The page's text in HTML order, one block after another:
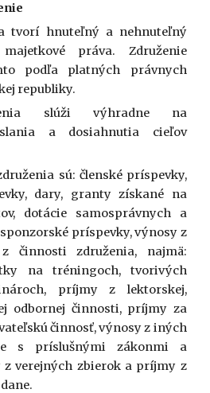
tvorí hnuteľný a nehnuteľný
práva. Združenie
podľa platných právnych
republiky.
slúži výhradne na
a dosiahnutia cieľov
sú: členské príspevky,
dary, granty získané na
dotácie samosprávnych a
príspevky, výnosy z
činnosti združenia, najmä:
na tréningoch, tvorivých
príjmy z lektorskej,
odbornej činnosti, príjmy za
činnosť, výnosy z iných
s príslušnými zákonmi a
verejných zbierok a príjmy z